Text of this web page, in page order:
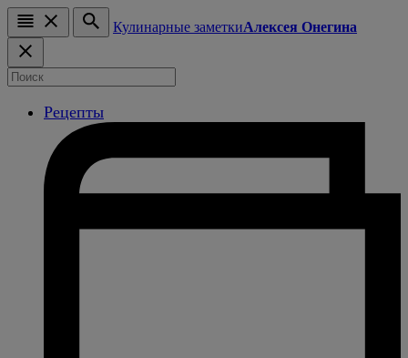
Кулинарные заметкиАлексея Онегина
Рецепты